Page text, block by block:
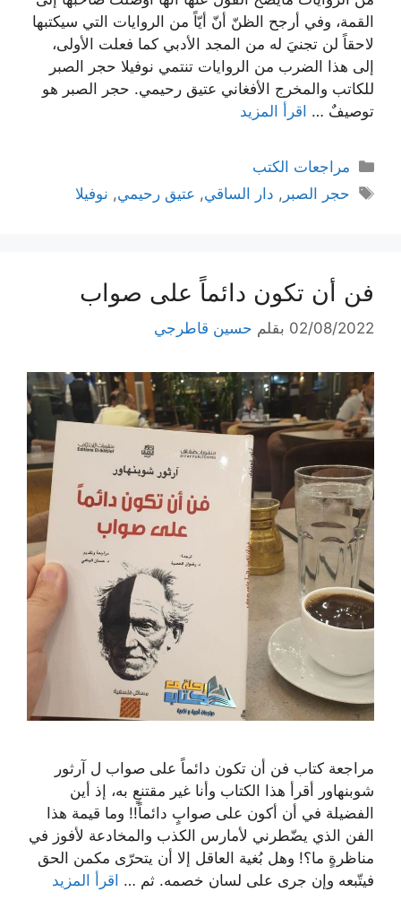
القمة، وفي أرجح الظنّ أنّ أيّاً من الروايات التي سيكتبها
لاحقاً لن تجنيَ له من المجد الأدبي كما فعلت الأولى،
إلى هذا الضرب من الروايات تنتمي نوفيلا حجر الصبر
للكاتب والمخرج الأفغاني عتيق رحيمي. حجر الصبر هو
توصيفٌ … اقرأ المزيد
التصنيفات
مراجعات الكتب
الوسوم
حجر الصبر , دار الساقي, عتيق رحيمي, نوفيلا
فن أن تكون دائماً على صواب
02/08/2022 بقلم حسين قاطرجي
مراجعة كتاب فن أن تكون دائماً على صواب ل آرثور
شوبنهاور أقرأ هذا الكتاب وأنا غير مقتنعٍ به، إذ أين
الفضيلة في أن أكون على صوابٍ دائماً!! وما قيمة هذا
الفن الذي يضّطرني لأمارس الكذب والمخادعة لأفوز في
مناظرةٍ ما؟! وهل بُغية العاقل إلا أن يتحرّى مكمن الحق
فيتّبعه وإن جرى على لسان خصمه. ثم … اقرأ المزيد